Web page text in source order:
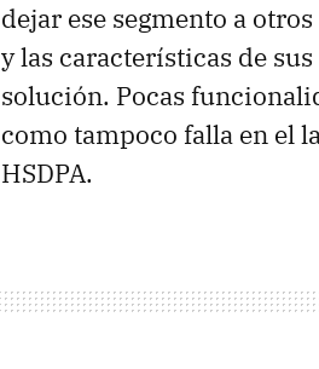
dejar ese segmento a
y las características de
solución. Pocas
como tampoco falla en el
HSDPA.